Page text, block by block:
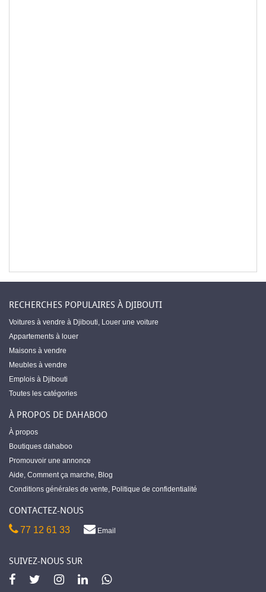
RECHERCHES POPULAIRES À DJIBOUTI
Voitures à vendre à Djibouti, Louer une voiture
Appartements à louer
Maisons à vendre
Meubles à vendre
Emplois à Djibouti
Toutes les catégories
À PROPOS DE DAHABOO
À propos
Boutiques dahaboo
Promouvoir une annonce
Aide, Comment ça marche, Blog
Conditions générales de vente, Politique de confidentialité
CONTACTEZ-NOUS
77 12 61 33 Email
SUIVEZ-NOUS SUR